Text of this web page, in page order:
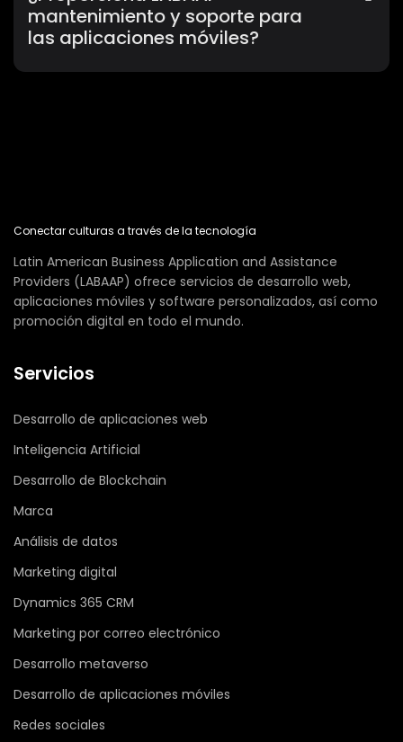
mantenimiento y soporte para
las aplicaciones móviles?
Conectar culturas a través de la tecnología
Latin American Business Application and Assistance
Providers (LABAAP) ofrece servicios de desarrollo web,
aplicaciones móviles y software personalizados, así como
promoción digital en todo el mundo.
Servicios
Desarrollo de aplicaciones web
Inteligencia Artificial
Desarrollo de Blockchain
Marca
Análisis de datos
Marketing digital
Dynamics 365 CRM
Marketing por correo electrónico
Desarrollo metaverso
Desarrollo de aplicaciones móviles
Redes sociales